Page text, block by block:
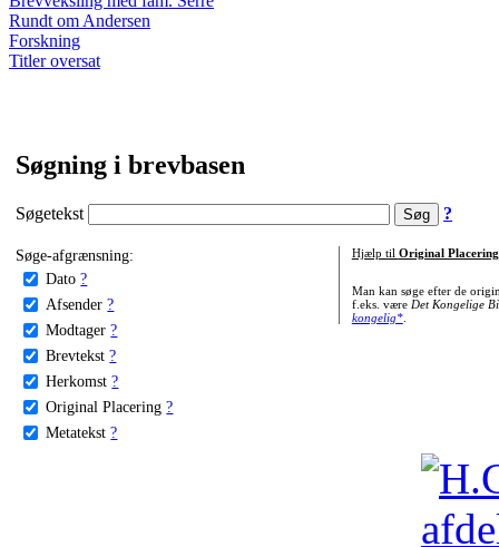
Rundt om Andersen
Forskning
Titler oversat
Søgning i brevbasen
Søgetekst ?
Søge-afgrænsning:
Dato ?
Afsender ?
Modtager ?
Brevtekst ?
Herkomst ?
Original Placering ?
Metatekst ?
Hjælp til Original Placering
Man kan søge efter de
f.eks. være Det Kongelige
kongelig*.